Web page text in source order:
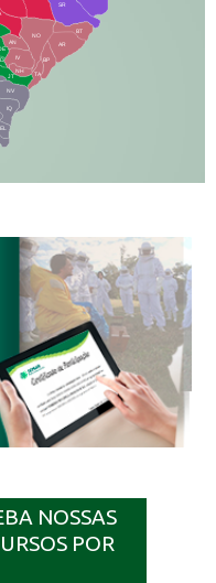
SR
BT
AR
TA
NH
JT
NV
IQ
EL
NO
BP
AN
IV
NOSSAS
POR